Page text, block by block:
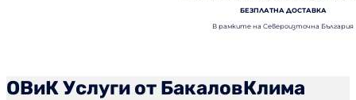
БЕЗПЛАТНА ДОСТАВКА
В рамките на Североизточна България
ОВиК Услуги от БакаловКлима